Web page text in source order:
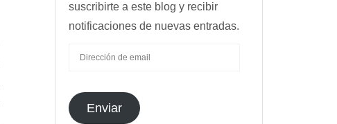
suscribirte a este blog y recibir
notificaciones de nuevas entradas.
EMAIL
Enviar